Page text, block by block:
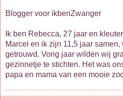
Blogger voor ikbenZwanger
Ik ben Rebecca, 27 jaar en
Marcel en ik zijn 11,5 jaar
getrouwd. Vorig jaar wilden wij
gezinnetje te stichten. Het was
papa en mama van een mooie